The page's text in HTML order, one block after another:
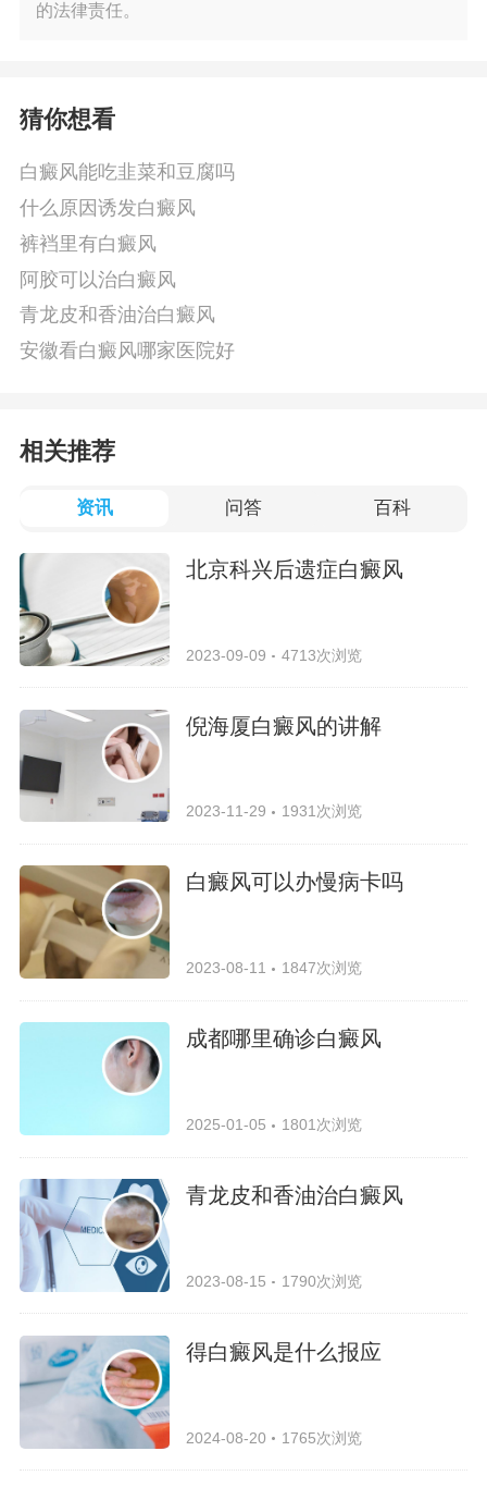
的法律责任。
猜你想看
白癜风能吃韭菜和豆腐吗
什么原因诱发白癜风
裤裆里有白癜风
阿胶可以治白癜风
青龙皮和香油治白癜风
安徽看白癜风哪家医院好
相关推荐
资讯 问答 百科
北京科兴后遗症白癜风
2023-09-09 4713次浏览
倪海厦白癜风的讲解
2023-11-29 1931次浏览
白癜风可以办慢病卡吗
2023-08-11 1847次浏览
成都哪里确诊白癜风
2025-01-05 1801次浏览
青龙皮和香油治白癜风
2023-08-15 1790次浏览
得白癜风是什么报应
2024-08-20 1765次浏览